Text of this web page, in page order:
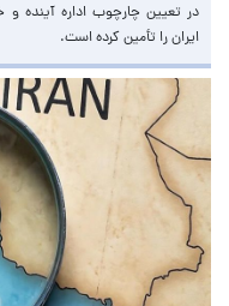
در تعیین چارچوب اداره آینده
ایران را تأمین کرده است.